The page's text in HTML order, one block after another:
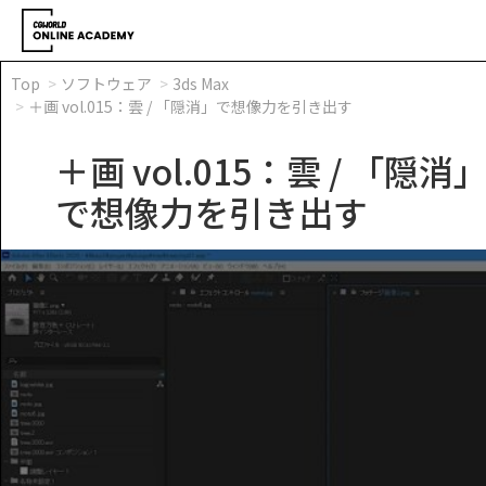
Top ソフトウェア
3ds Max
＋画 vol.015：雲 / 「隠消」で想像力を引き出す
＋画 vol.015：雲 / 「隠消
で想像力を引き出す